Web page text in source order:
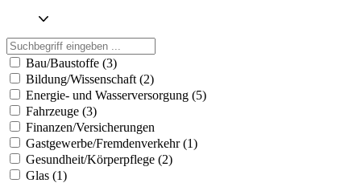
Bau/Baustoffe (3)
Bildung/Wissenschaft (2)
Energie- und Wasserversorgung (5)
Fahrzeuge (3)
Finanzen/Versicherungen
Gastgewerbe/Fremdenverkehr (1)
Gesundheit/Körperpflege (2)
Glas (1)